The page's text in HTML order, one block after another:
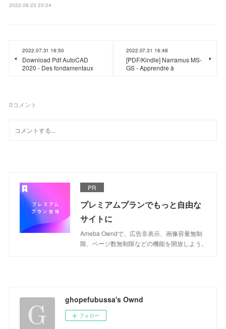
2022.08.23 23:24
2022.07.31 16:50
Download Pdf AutoCAD
2020 - Des fondamentaux
2022.07.31 16:48
[PDF/Kindle] Narramus MS-
GS - Apprendre à
0コメント
PR
プレミアムプランでもっと自由な
サイトに
Ameba Owndで、広告非表示、画像容量無制
限、ページ数無制限などの機能を開放しよう。
ghopefubussa's Ownd
フォロー